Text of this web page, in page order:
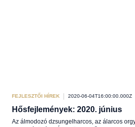
FEJLESZTŐI HÍREK 2020-06-04T16:00:00.000Z
Hősfejlemények: 2020. június
Az álmodozó dzsungelharcos, az álarcos